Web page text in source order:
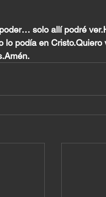
solo allí podré
lo podía en Cristo.Quiero